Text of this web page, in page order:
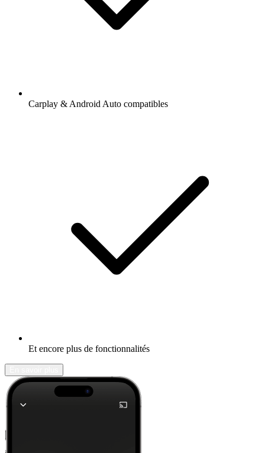
Carplay & Android Auto compatibles
Et encore plus de fonctionnalités